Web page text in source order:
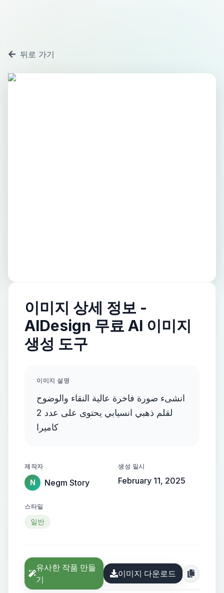
뒤로 가기
이미지 상세 정보 -
AIDesign 무료 AI 이미지
생성 도구
이미지 설명
انشىء صورة فاخرة عالية النقاء والوضوح
لقلم ذهبي انسيابي يحتوى على عدد 2
كاميرا
제작자
N Negm Story
생성 일시
February 11, 2025
스타일
일반
유사한 작품 만들
기
이미지 다운로드